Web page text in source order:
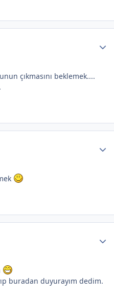
çıkmasını beklemek....
buradan duyurayım dedim.